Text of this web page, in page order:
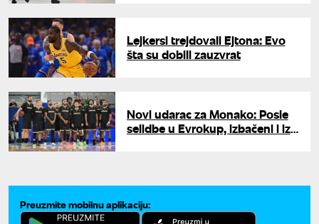
Lejkersi trejdovali Ejtona: Evo
šta su dobili zauzvrat
Novi udarac za Monako: Posle
selidbe u Evrokup, izbačeni i iz
Preuzmite mobilnu aplikaciju: